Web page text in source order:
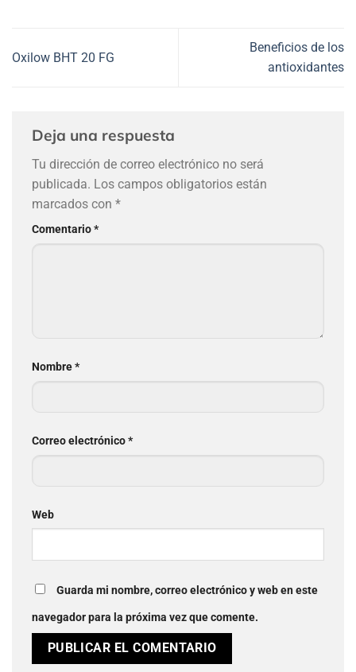
Oxilow BHT 20 FG
Beneficios de los
antioxidantes
Deja una respuesta
Tu dirección de correo electrónico no será
publicada. Los campos obligatorios están
marcados con *
Comentario*
Nombre*
Correo electrónico*
Web
Guarda mi nombre, correo electrónico y web en este
navegador para la próxima vez que comente.